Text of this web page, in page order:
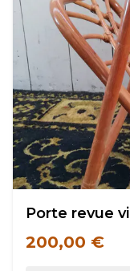
Porte revue
200,00 €